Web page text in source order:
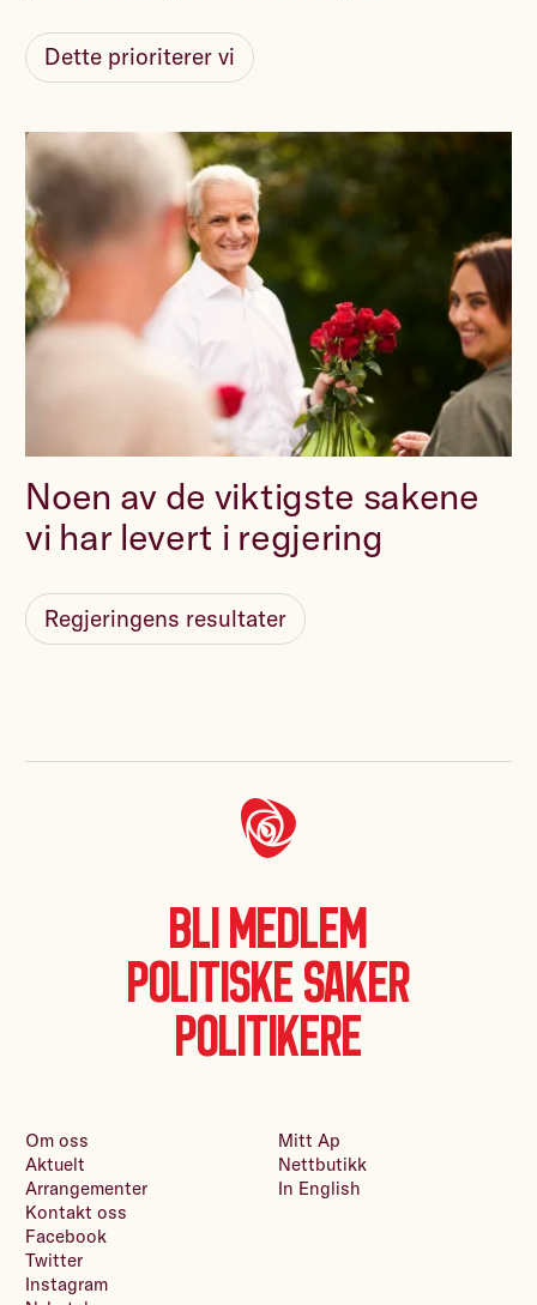
Dette prioriterer vi
Noen av de viktigste sakene
vi har levert i regjering
Regjeringens resultater
Bli medlem
Politiske saker
Politikere
Om oss
Aktuelt
Arrangementer
Kontakt oss
Mitt Ap
Nettbutikk
In English
Facebook
Twitter
Instagram